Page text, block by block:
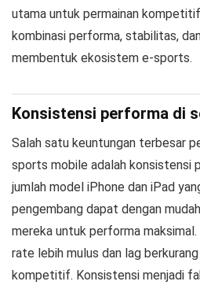
utama untuk permainan
kombinasi performa, stabilitas,
membentuk ekosistem e-sports.
Konsistensi performa di
Salah satu keuntungan terbesar
sports mobile adalah konsistensi
jumlah model iPhone dan iPad
pengembang dapat dengan
mereka untuk performa
rate lebih mulus dan lag
kompetitif. Konsistensi menjadi